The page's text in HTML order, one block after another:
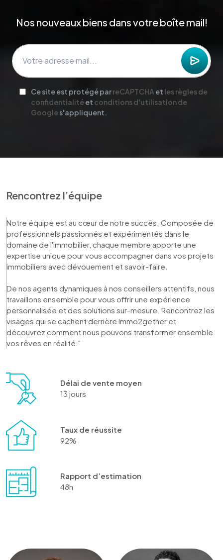
Nos nouveaux biens dans votre boîte mail!
Ce site est protégé parreCAPTCHA et les règles de
confidentialitéet conditions d'utilisation de
Googles'appliquent.
Rencontrez l’équipe
Notre équipe est au cœur de notre succès. Composée de
professionnels passionnés et expérimentés dans le
domaine de l'immobilier, chaque membre apporte une
expertise unique pour vous accompagner dans vos projets
immobiliers avec dévouement et savoir-faire.
De nos agents dynamiques à nos conseillers attentifs, nous
travaillons ensemble pour vous offrir une expérience
personnalisée et des solutions sur-mesure. Rencontrez les
visages qui se cachent derrière Immo2gether et
découvrez comment nous pouvons transformer ensemble
vos rêves en réalité."
Délai de vente moyen
13 jours
Taux de réussite
92%
Rapport d’estimation
48h